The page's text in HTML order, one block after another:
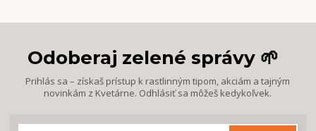
Odoberaj zelené správy 🌱
Prihlás sa – získaš prístup k rastlinným tipom, akciám a tajným
novinkám z Kvetárne. Odhlásiť sa môžeš kedykoľvek.